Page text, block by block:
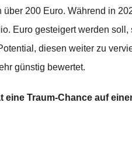
über 200 Euro. Während in
Euro gesteigert werden soll,
diesen weiter zu
günstig bewertet.
eine Traum-Chance auf